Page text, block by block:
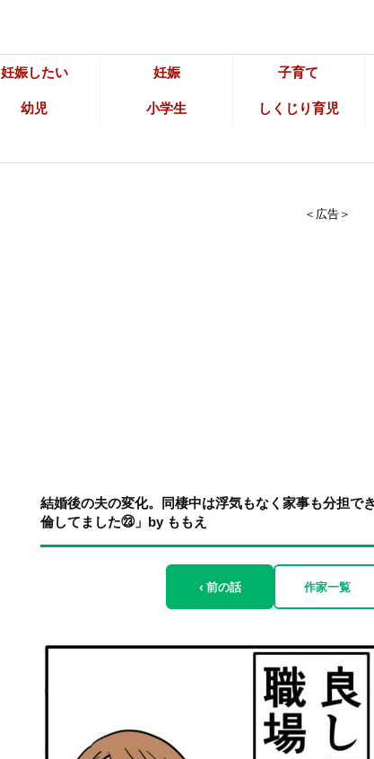
妊娠したい 妊娠 子育て
幼児 小学生 しくじり育児
＜広告＞
結婚後の夫の変化。同棲中は浮気もなく家事も分担
倫してました㉓」by ももえ
‹ 前の話 作家一覧